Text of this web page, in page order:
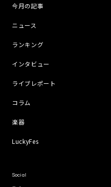
今月の記事
ニュース
ランキング
インタビュー
ライブレポート
コラム
楽器
LuckyFes
Social